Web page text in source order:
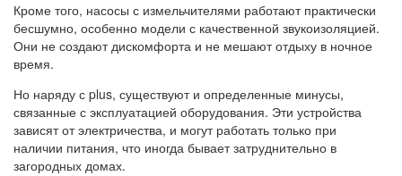
Кроме того, насосы с измельчителями работают практически
бесшумно, особенно модели с качественной звукоизоляцией.
Они не создают дискомфорта и не мешают отдыху в ночное
время.
Но наряду с plus, существуют и определенные минусы,
связанные с эксплуатацией оборудования. Эти устройства
зависят от электричества, и могут работать только при
наличии питания, что иногда бывает затруднительно в
загородных домах.